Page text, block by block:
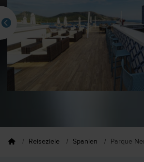
Reiseziele Spanien Parque